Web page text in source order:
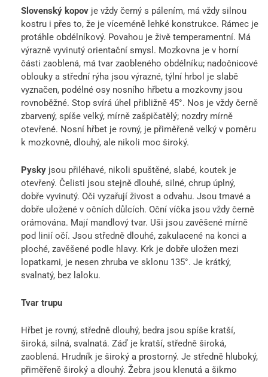
Slovenský kopov je vždy černý s pálením, má vždy silnou
kostru i přes to, že je víceméně lehké konstrukce. Rámec je
protáhle obdélníkový. Povahou je živě temperamentní. Má
výrazně vyvinutý orientační smysl. Mozkovna je v horní
části zaoblená, má tvar zaobleného obdélníku; nadočnicové
oblouky a střední rýha jsou výrazné, týlní hrbol je slabě
vyznačen, podélné osy nosního hřbetu a mozkovny jsou
rovnoběžné. Stop svírá úhel přibližně 45°. Nos je vždy černě
zbarvený, spíše velký, mírně zašpičatělý; nozdry mírně
otevřené. Nosní hřbet je rovný, je přiměřeně velký v poměru
k mozkovně, dlouhý, ale nikoli moc široký.
Pysky jsou přiléhavé, nikoli spuštěné, slabé, koutek je
otevřený. Čelisti jsou stejně dlouhé, silné, chrup úplný,
dobře vyvinutý. Oči vyzařují živost a odvahu. Jsou tmavé a
dobře uložené v očních důlcích. Oční víčka jsou vždy černě
orámována. Mají mandlový tvar. Uši jsou zavěšené mírně
pod linií očí. Jsou středně dlouhé, zakulacené na konci a
ploché, zavěšené podle hlavy. Krk je dobře uložen mezi
lopatkami, je nesen zhruba ve sklonu 135°. Je krátký,
svalnatý, bez laloku.
Tvar trupu
Hřbet je rovný, středně dlouhý, bedra jsou spíše kratší,
široká, silná, svalnatá. Záď je kratší, středně široká,
zaoblená. Hrudník je široký a prostorný. Je středně hluboký,
přiměřeně široký a dlouhý. Žebra jsou klenutá a šikmo